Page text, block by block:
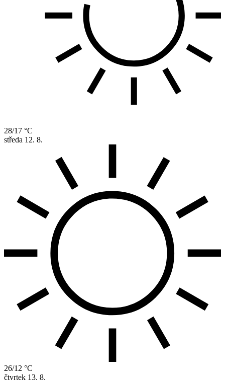
28/17 °C
středa 12. 8.
26/12 °C
čtvrtek 13. 8.